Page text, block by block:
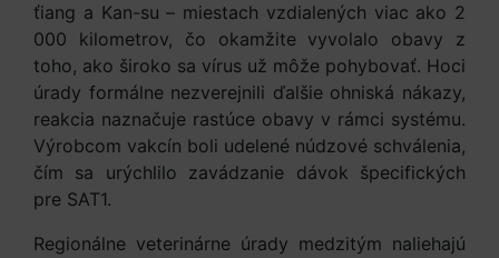
ťiang a Kan-su – miestach vzdialených viac ako 2
000 kilometrov, čo okamžite vyvolalo obavy z
toho, ako široko sa vírus už môže pohybovať. Hoci
úrady formálne nezverejnili ďalšie ohniská nákazy,
reakcia naznačuje rastúce obavy v rámci systému.
Výrobcom vakcín boli udelené núdzové schválenia,
čím sa urýchlilo zavádzanie dávok špecifických
pre SAT1.
Regionálne veterinárne úrady medzitým naliehajú